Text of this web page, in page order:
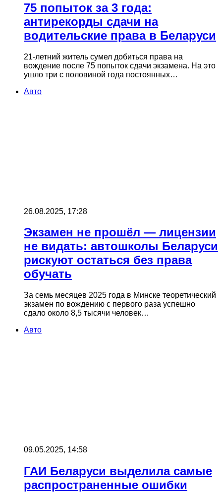
75 попыток за 3 года:
антирекорды сдачи на
водительские права в Беларуси
21‑летний житель сумел добиться права на
вождение после 75 попыток сдачи экзамена. На это
ушло три с половиной года постоянных…
Авто
26.08.2025, 17:28
Экзамен не прошёл — лицензии
не видать: автошколы Беларуси
рискуют остаться без права
обучать
За семь месяцев 2025 года в Минске теоретический
экзамен по вождению с первого раза успешно
сдало около 8,5 тысячи человек…
Авто
09.05.2025, 14:58
ГАИ Беларуси выделила самые
распространенные ошибки